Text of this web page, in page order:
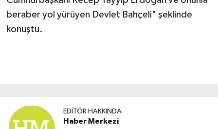
beraber yol yürüyen Devlet Bahçeli" şeklinde
konuştu.
EDITÖR HAKKINDA
Haber Merkezi